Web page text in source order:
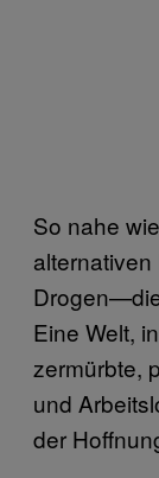
So nahe
Eine Welt,
zermürbte,
und
der